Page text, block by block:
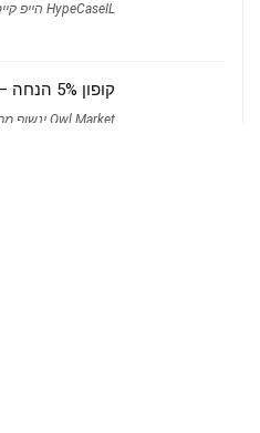
HypeCaseIL הייפ קייס איי אל
קופון 5% הנחה – Owl Market ינשוף מרקט
Owl Market ינשוף מרקט